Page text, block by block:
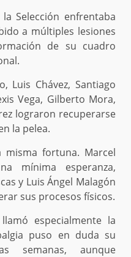
Selección enfrentaba
a múltiples lesiones
de su cuadro
Luis Chávez, Santiago
Vega, Gilberto Mora,
lograron recuperarse
la pelea.
fortuna. Marcel
mínima esperanza,
y Luis Ángel Malagón
sus procesos físicos.
especialmente la
puso en duda su
semanas, aunque